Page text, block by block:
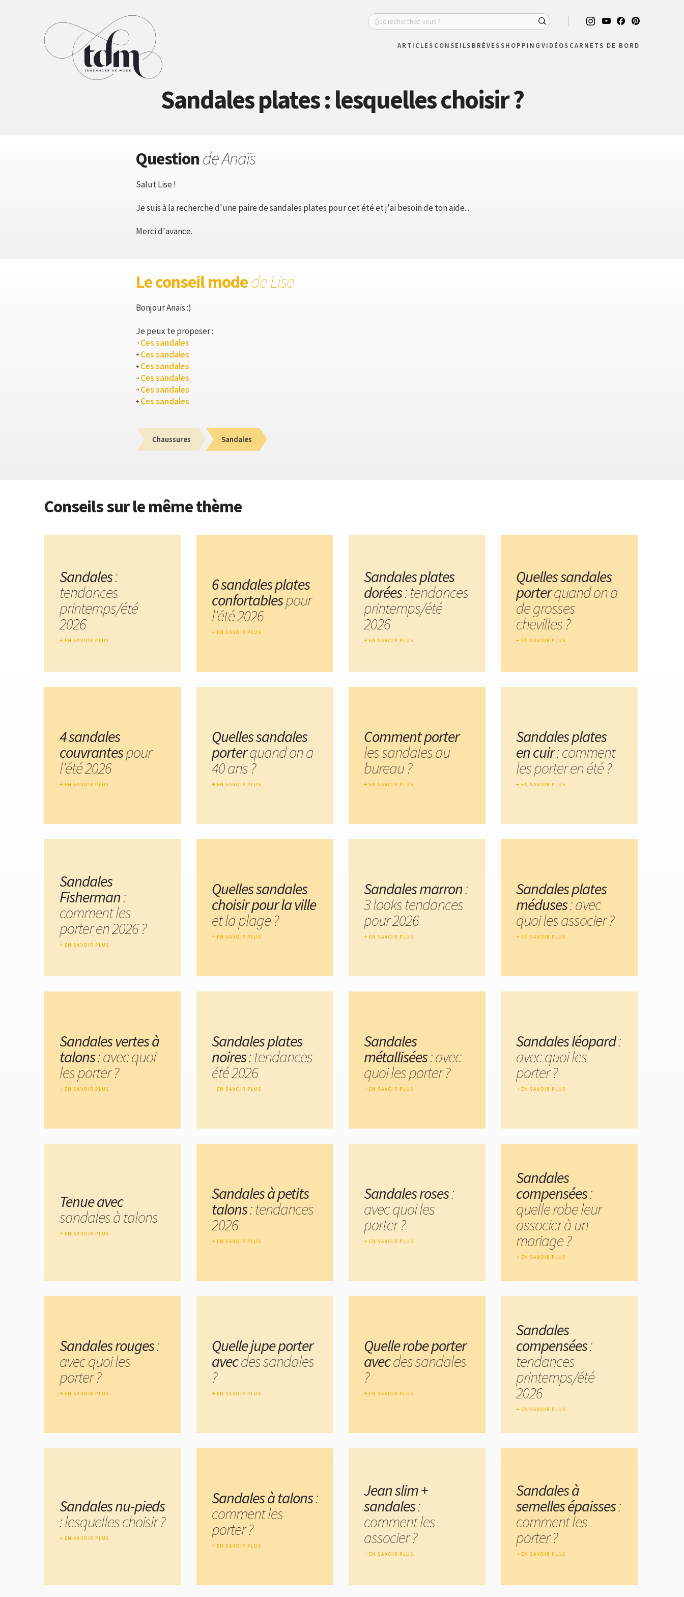
ARTICLES CONSEILS BRÈVESSHOPPING VIDÉOS CARNETS DE BORD
Sandales plates : lesquelles choisir ?
Questionde Anaïs
Salut Lise !
Je suis à la recherche d'une paire de sandales plates pour cet été et j'ai besoin de ton aide...
Merci d'avance.
Le conseil modede Lise
Bonjour Anaïs :)
Je peux te proposer :
Ces sandales
Ces sandales
Ces sandales
Ces sandales
Ces sandales
Ces sandales
Chaussures Sandales
Conseils sur le même thème
Sandales:
tendances
printemps/été
2026
EN SAVOIR PLUS
6 sandales plates
confortablespour
l'été 2026
EN SAVOIR PLUS
Sandales plates
dorées: tendances
printemps/été
2026
EN SAVOIR PLUS
Quelles sandales
porterquand on a
de grosses
chevilles ?
EN SAVOIR PLUS
4 sandales
couvrantespour
l'été 2026
EN SAVOIR PLUS
Quelles sandales
porterquand on a
40 ans ?
EN SAVOIR PLUS
Comment porter
les sandales au
bureau ?
EN SAVOIR PLUS
Sandales plates
en cuir: comment
les porter en été ?
EN SAVOIR PLUS
Sandales
Fisherman:
comment les
porter en 2026 ?
EN SAVOIR PLUS
Quelles sandales
choisir pour la ville
et la plage ?
EN SAVOIR PLUS
Sandales marron:
3 looks tendances
pour 2026
EN SAVOIR PLUS
Sandales plates
méduses: avec
quoi les associer ?
EN SAVOIR PLUS
Sandales vertes à
talons: avec quoi
les porter ?
EN SAVOIR PLUS
Sandales plates
noires: tendances
été 2026
EN SAVOIR PLUS
Sandales
métallisées: avec
quoi les porter ?
EN SAVOIR PLUS
Sandales léopard:
avec quoi les
porter ?
EN SAVOIR PLUS
Tenue avec
sandales à talons
EN SAVOIR PLUS
Sandales à petits
talons: tendances
2026
EN SAVOIR PLUS
Sandales roses:
avec quoi les
porter ?
EN SAVOIR PLUS
Sandales
compensées:
quelle robe leur
associer à un
mariage ?
EN SAVOIR PLUS
Sandales rouges:
avec quoi les
porter ?
EN SAVOIR PLUS
Quelle jupe porter
avecdes sandales
?
EN SAVOIR PLUS
Quelle robe porter
avecdes sandales
?
EN SAVOIR PLUS
Sandales
compensées:
tendances
printemps/été
2026
EN SAVOIR PLUS
Sandales nu-pieds
: lesquelles choisir ?
EN SAVOIR PLUS
Sandales à talons:
comment les
porter ?
EN SAVOIR PLUS
Jean slim +
sandales:
comment les
associer ?
EN SAVOIR PLUS
Sandales à
semelles épaisses:
comment les
porter ?
EN SAVOIR PLUS